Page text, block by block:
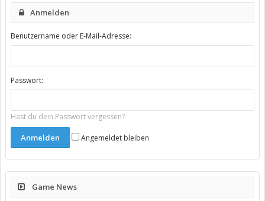
Anmelden
Benutzername oder E-Mail-Adresse:
Passwort:
Hast du dein Passwort vergessen?
Angemeldet bleiben
Game News